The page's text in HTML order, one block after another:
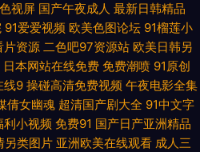
天堂网 九九不卡国产强姦 91视频免费网
在线精品 一本免费高清无码 91精品妇丝
观看 久久国产精品妞妞影院 日韩床上一
码天堂网 91tv福利 91豆花视频免费在线
视屏 国产午夜成人 最新日韩精品
91爱爱视频 欧美色图论坛 91榴莲小
片资源 二色吧97资源站 欧美日韩另
日本网站在线免费 免费潮喷 91原创
线9 操碰高清免费视频 午夜电影全集
倩女幽魂 超清国产剧大全 91中文字
利小视频 免费91 国产日产亚洲精品
另类图片 亚洲欧美在线观看 成人三